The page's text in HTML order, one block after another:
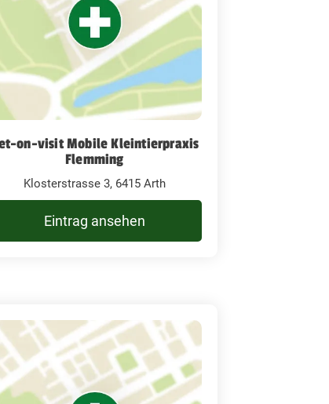
on-visit Mobile Kleintierpraxis
Flemming
Klosterstrasse 3, 6415 Arth
Eintrag ansehen